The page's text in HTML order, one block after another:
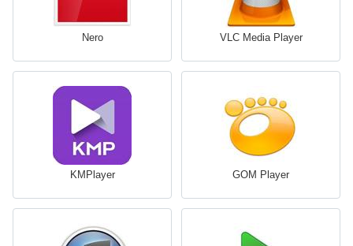
Nero VLC Media Player
KMPlayer GOM Player